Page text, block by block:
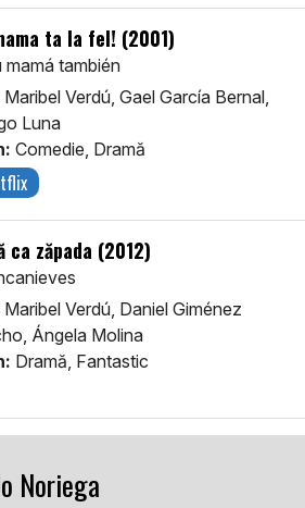
ta la fel! (2001)
mamá también
Maribel Verdú, Gael García Bernal,
Luna
Comedie, Dramă
ca zăpada (2012)
Maribel Verdú, Daniel Giménez
Ángela Molina
Dramă, Fantastic
Noriega